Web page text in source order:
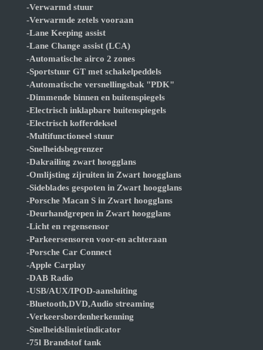
-Verwarmd stuur
-Verwarmde zetels vooraan
-Lane Keeping assist
-Lane Change assist (LCA)
-Automatische airco 2 zones
-Sportstuur GT met schakelpeddels
-Automatische versnellingsbak "PDK"
-Dimmende binnen en buitenspiegels
-Electrisch inklapbare buitenspiegels
-Electrisch kofferdeksel
-Multifunctioneel stuur
-Snelheidsbegrenzer
-Dakrailing zwart hoogglans
-Omlijsting zijruiten in Zwart hoogglans
-Sideblades gespoten in Zwart hoogglans
-Porsche Macan S in Zwart hoogglans
-Deurhandgrepen in Zwart hoogglans
-Licht en regensensor
-Parkeersensoren voor-en achteraan
-Porsche Car Connect
-Apple Carplay
-DAB Radio
-USB/AUX/IPOD-aansluiting
-Bluetooth,DVD,Audio streaming
-Verkeersbordenherkenning
-Snelheidslimietindicator
-75l Brandstof tank